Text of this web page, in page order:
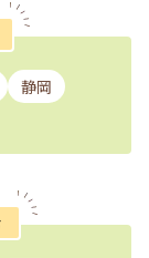
静岡